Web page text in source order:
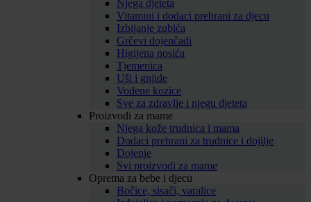
Njega djeteta
Vitamini i dodaci prehrani za djecu
Izbijanje zubića
Grčevi dojenčadi
Higijena nosića
Tjemenica
Uši i gnjide
Vodene kozice
Sve za zdravlje i njegu djeteta
Proizvodi za mame
Njega kože trudnica i mama
Dodaci prehrani za trudnice i dojilje
Dojenje
Svi proizvodi za mame
Oprema za bebe i djecu
Bočice, sisači, varalice